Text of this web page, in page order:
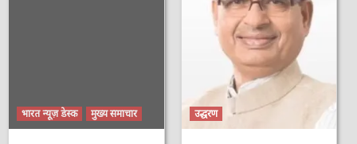
भारत न्यूज़ डेस्क मुख्य समाचार उद्धरण